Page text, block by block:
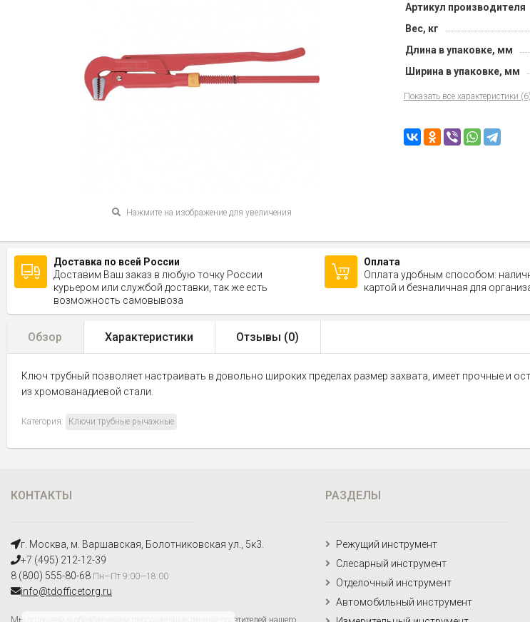
Нажмите на изображение для увеличения
Артикул производителя
Вес, кг
Длина в упаковке, мм
Ширина в упаковке, мм
Показать все характеристики (6)
Доставка по всей России
Доставим Ваш заказ в любую точку России
курьером или службой доставки, так же есть
возможность самовывоза
Оплата
Оплата удобным способом:
картой и безналичная для
Обзор Характеристики Отзывы (0)
Ключ трубный позволяет настраивать в довольно широких пределах размер захвата, имеет прочные и
из хромованадиевой стали.
Категория: Ключи трубные рычажные
КОНТАКТЫ
г. Москва, м. Варшавская, Болотниковская ул., 5к3.
+7 (495) 212-12-39
8 (800) 555-80-68 Пн—Пт 9:00—18:00
info@tdofficetorg.ru
Мы получаем и обрабатываем персональные данные посетителей нашего
РАЗДЕЛЫ
Режущий инструмент
Слесарный инструмент
Отделочный инструмент
Автомобильный инструмент